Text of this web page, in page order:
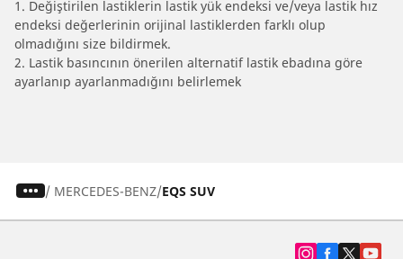
1. Değiştirilen lastiklerin lastik yük endeksi ve/veya lastik hız
endeksi değerlerinin orijinal lastiklerden farklı olup
olmadığını size bildirmek.
2. Lastik basıncının önerilen alternatif lastik ebadına göre
ayarlanıp ayarlanmadığını belirlemek
/ MERCEDES-BENZ EQS SUV